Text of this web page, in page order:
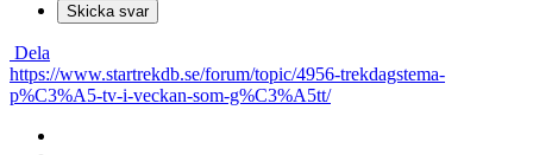
Skicka svar
Dela
https://www.startrekdb.se/forum/topic/4956-trekdagstema-
p%C3%A5-tv-i-veckan-som-g%C3%A5tt/